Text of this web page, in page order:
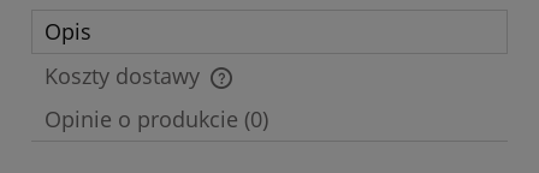
Opis
Koszty dostawy
Cena nie zawiera ewentualnych kosztów płatności
Opinie o produkcie (0)